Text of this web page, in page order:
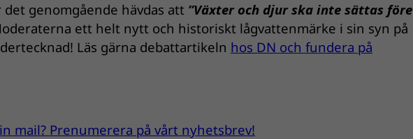
genomgående hävdas att ”Växter och djur ska inte sättas före
ett helt nytt och historiskt lågvattenmärke i sin syn på
Läs gärna debattartikeln hos DN och fundera på
mail? Prenumerera på vårt nyhetsbrev!